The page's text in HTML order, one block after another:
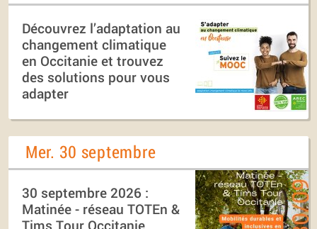
Découvrez l’adaptation au
changement climatique
en Occitanie et trouvez
des solutions pour vous
adapter
Mer. 30 septembre
30 septembre 2026 :
Matinée - réseau TOTEn &
Tims Tour Occitanie